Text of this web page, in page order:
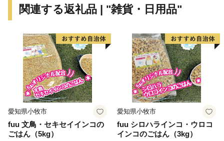
関連する返礼品 | "雑貨・日用品"
愛知県小牧市
fuu 文鳥・セキセイインコの
ごはん（5kg）
愛知県小牧市
fuu シロハラインコ・ウロコ
インコのごはん（3kg）